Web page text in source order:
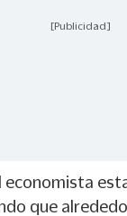
[Publicidad]
economista
que